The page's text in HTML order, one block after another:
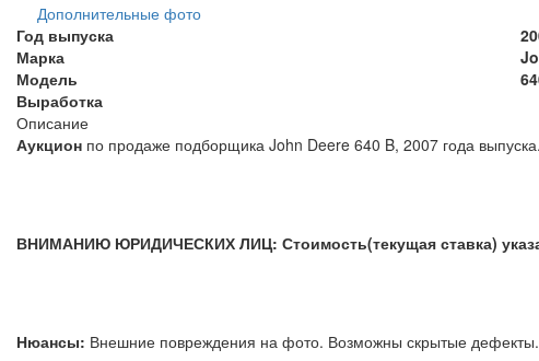
Дополнительные фото
Год выпуска
Марка
Модель
Выработка
Описание
Аукцион по продаже подборщика John Deere 640 B, 2007 года выпуска.
ВНИМАНИЮ ЮРИДИЧЕСКИХ ЛИЦ: Стоимость(текущая ставка)
Нюансы: Внешние повреждения на фото. Возможны скрытые